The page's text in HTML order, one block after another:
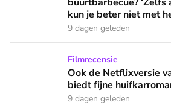
kun je beter niet met
9 dagen geleden
Ook de Netflixversie van ‘Het
Filmrecensie
Ook de Netflixversie
biedt fijne
9 dagen geleden